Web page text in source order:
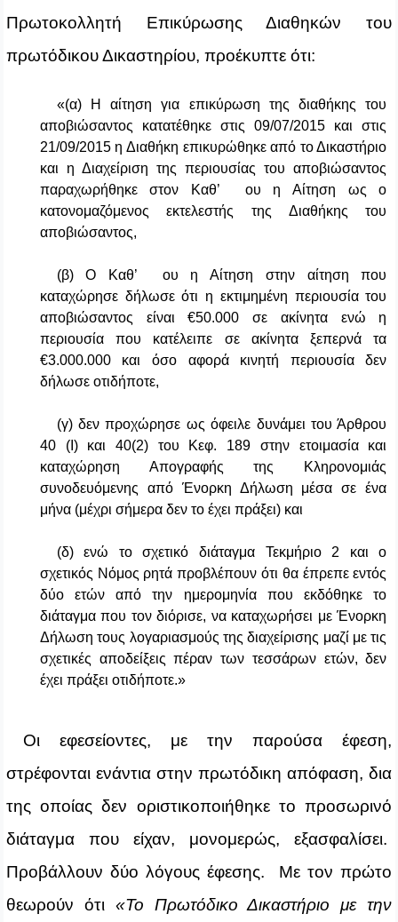
Πρωτοκολλητή Επικύρωσης Διαθηκών του
πρωτόδικου Δικαστηρίου, προέκυπτε ότι:
«(α) Η αίτηση για επικύρωση της διαθήκης του
αποβιώσαντος κατατέθηκε στις 09/07/2015 και στις
21/09/2015 η Διαθήκη επικυρώθηκε από το Δικαστήριο
και η Διαχείριση της περιουσίας του αποβιώσαντος
παραχωρήθηκε στον Καθ’ ου η Αίτηση ως ο
κατονομαζόμενος εκτελεστής της Διαθήκης του
αποβιώσαντος,
(β) Ο Καθ’ ου η Αίτηση στην αίτηση που
καταχώρησε δήλωσε ότι η εκτιμημένη περιουσία του
αποβιώσαντος είναι €50.000 σε ακίνητα ενώ η
περιουσία που κατέλειπε σε ακίνητα ξεπερνά τα
€3.000.000 και όσο αφορά κινητή περιουσία δεν
δήλωσε οτιδήποτε,
(γ) δεν προχώρησε ως όφειλε δυνάμει του Άρθρου
40 (I) και 40(2) του Κεφ. 189 στην ετοιμασία και
καταχώρηση Απογραφής της Κληρονομιάς
συνοδευόμενης από Ένορκη Δήλωση μέσα σε ένα
μήνα (μέχρι σήμερα δεν το έχει πράξει) και
(δ) ενώ το σχετικό διάταγμα Τεκμήριο 2 και ο
σχετικός Νόμος ρητά προβλέπουν ότι θα έπρεπε εντός
δύο ετών από την ημερομηνία που εκδόθηκε το
διάταγμα που τον διόρισε, να καταχωρήσει με Ένορκη
Δήλωση τους λογαριασμούς της διαχείρισης μαζί με τις
σχετικές αποδείξεις πέραν των τεσσάρων ετών, δεν
έχει πράξει οτιδήποτε.»
Οι εφεσείοντες, με την παρούσα έφεση,
στρέφονται ενάντια στην πρωτόδικη απόφαση, δια
της οποίας δεν οριστικοποιήθηκε το προσωρινό
διάταγμα που είχαν, μονομερώς, εξασφαλίσει.
Προβάλλουν δύο λόγους έφεσης. Με τον πρώτο
θεωρούν ότι «Το Πρωτόδικο Δικαστήριο με την